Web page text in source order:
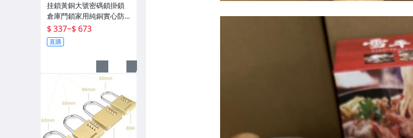
挂鎖黃銅大號密碼鎖掛鎖
倉庫門鎖家用純銅實心防
盜鎖加粗宿舍防水鎖子 現
貨
$ 337~$ 673
直購